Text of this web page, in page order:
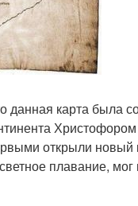
данная карта была
открыли новый
плавание, мог